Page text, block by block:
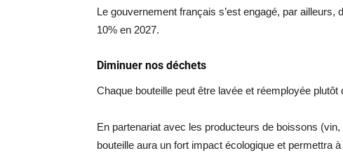
Le gouvernement français s’est engagé, par ailleurs,
10% en 2027.
Diminuer nos déchets
Chaque bouteille peut être lavée et réemployée plutôt
En partenariat avec les producteurs de boissons
bouteille aura un fort impact écologique et permettra